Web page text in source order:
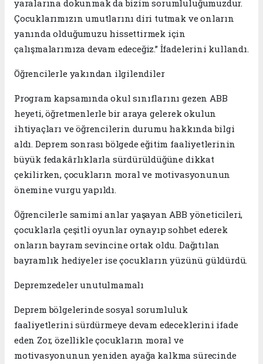
yaralarına dokunmak da bizim sorumluluğumuzdur.
Çocuklarımızın umutlarını diri tutmak ve onların
yanında olduğumuzu hissettirmek için
çalışmalarımıza devam edeceğiz.” İfadelerini kullandı.
Öğrencilerle yakından ilgilendiler
Program kapsamında okul sınıflarını gezen ABB
heyeti, öğretmenlerle bir araya gelerek okulun
ihtiyaçları ve öğrencilerin durumu hakkında bilgi
aldı. Deprem sonrası bölgede eğitim faaliyetlerinin
büyük fedakârlıklarla sürdürüldüğüne dikkat
çekilirken, çocukların moral ve motivasyonunun
önemine vurgu yapıldı.
Öğrencilerle samimi anlar yaşayan ABB yöneticileri,
çocuklarla çeşitli oyunlar oynayıp sohbet ederek
onların bayram sevincine ortak oldu. Dağıtılan
bayramlık hediyeler ise çocukların yüzünü güldürdü.
Depremzedeler unutulmamalı
Deprem bölgelerinde sosyal sorumluluk
faaliyetlerini sürdürmeye devam edeceklerini ifade
eden Zor, özellikle çocukların moral ve
motivasyonunun yeniden ayağa kalkma sürecinde